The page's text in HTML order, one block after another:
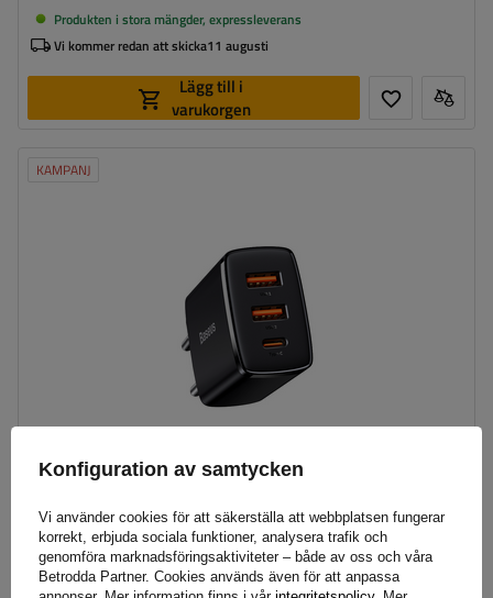
Produkten i stora mängder, expressleverans
Vi kommer redan att skicka11 augusti
Lägg till i
varukorgen
KAMPANJ
BASEUS Kompakt 2xUSB-A, USB-C väggladdare
Konfiguration av samtycken
Vi använder cookies för att säkerställa att webbplatsen fungerar
korrekt, erbjuda sociala funktioner, analysera trafik och
genomföra marknadsföringsaktiviteter – både av oss och våra
Betrodda Partner. Cookies används även för att anpassa